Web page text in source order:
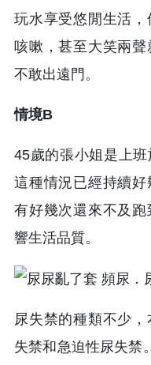
玩水享受悠閒生活
咳嗽，甚至大笑兩
不敢出遠門。
情境B
45歲的張小姐是上
這種情況已經持續好
有好幾次還來不及
響生活品質。
尿失禁的種類不少
失禁和急迫性尿失禁